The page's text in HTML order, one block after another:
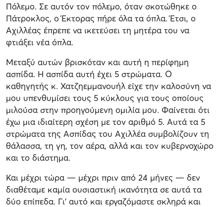
Πόλεμο. Σε αυτόν τον πόλεμο, όταν σκοτώθηκε ο
Πάτροκλος, ο Έκτορας πήρε όλα τα όπλα. Έτσι, ο
Αχιλλέας έπρεπε να ικετεύσει τη μητέρα του να
φτιάξει νέα όπλα.
Μεταξύ αυτών βρισκόταν και αυτή η περίφημη
ασπίδα. Η ασπίδα αυτή έχει 5 στρώματα. Ο
καθηγητής κ. Χατζηεμμανουήλ είχε την καλοσύνη να
μου υπενθυμίσει τους 5 κύκλους για τους οποίους
μιλούσα στην προηγούμενη ομιλία μου. Φαίνεται ότι
έχω μια ιδιαίτερη σχέση με τον αριθμό 5. Αυτά τα 5
στρώματα της Ασπίδας του Αχιλλέα συμβολίζουν τη
θάλασσα, τη γη, τον αέρα, αλλά και τον κυβερνοχώρο
και το διάστημα.
Και μέχρι τώρα — μέχρι πριν από 24 μήνες — δεν
διαθέταμε καμία ουσιαστική ικανότητα σε αυτά τα
δύο επίπεδα. Γι’ αυτό και εργαζόμαστε σκληρά και